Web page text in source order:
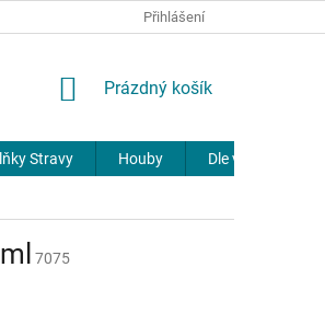
JOURNAL
Přihlášení
NÁKUPNÍ
Prázdný košík
Stravy Houby Dle výrobců
7075